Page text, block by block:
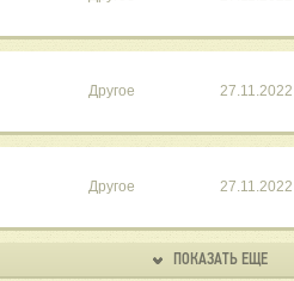
Другое 27.11.2022
Другое 27.11.2022
ПОКАЗАТЬ ЕЩЕ